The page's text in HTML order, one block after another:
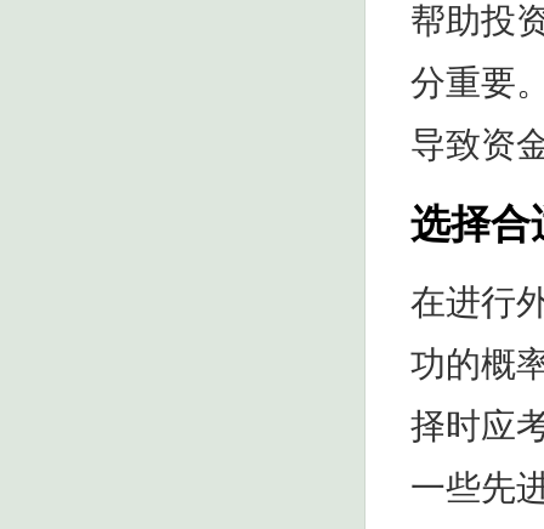
帮助投
分重要
导致资
选择合
在进行
功的概
择时应
一些先